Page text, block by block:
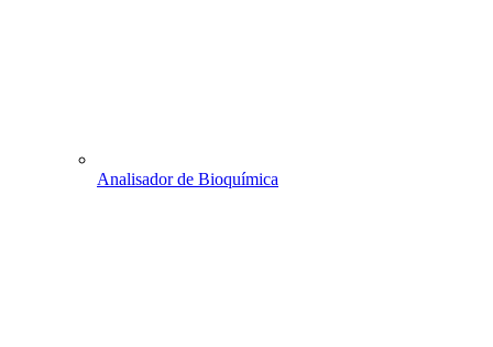
Analisador de Bioquímica